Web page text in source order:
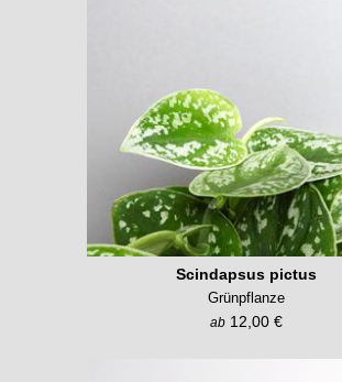
Scindapsus pictus
Grünpflanze
ab 12,00 €